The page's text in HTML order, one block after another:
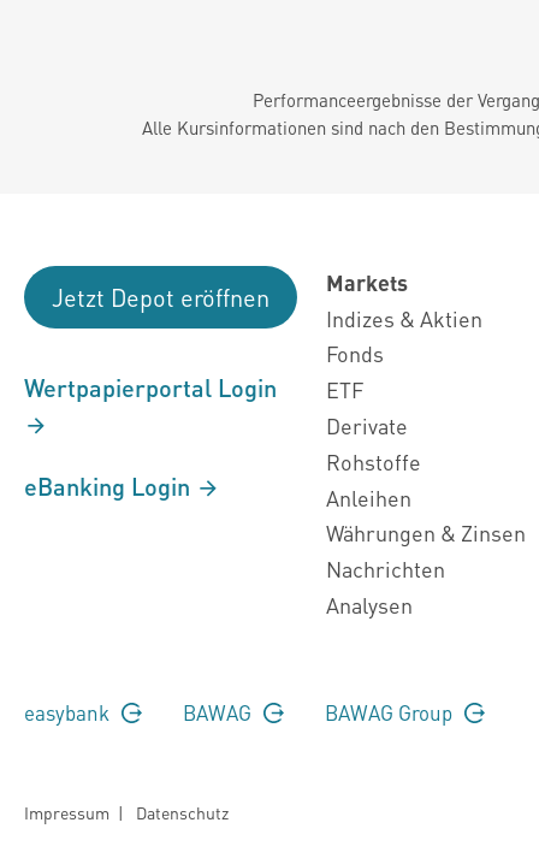
Performanceergebnisse der
Alle Kursinformationen sind nach den
Jetzt Depot eröffnen
Wertpapierportal Login
eBanking Login
Markets
Indizes & Aktien
Fonds
ETF
Derivate
Rohstoffe
Anleihen
Währungen & Zinsen
Nachrichten
Analysen
easybank BAWAG BAWAG Group
Impressum | Datenschutz